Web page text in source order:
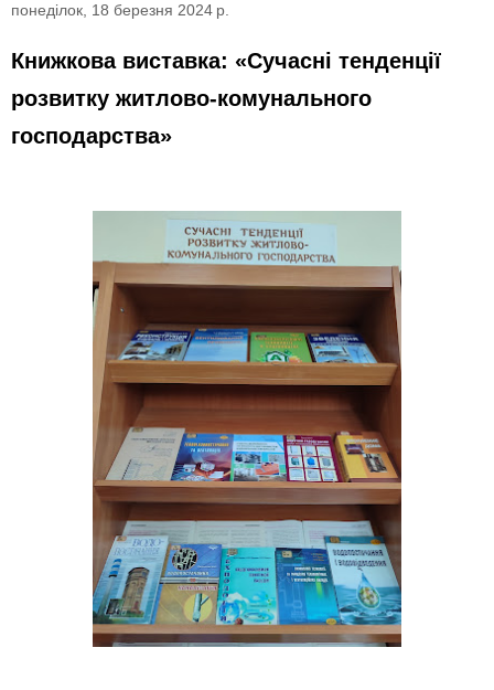
понеділок, 18 березня 2024 р.
Книжкова виставка: «Сучасні тенденції
розвитку житлово-комунального
господарства»